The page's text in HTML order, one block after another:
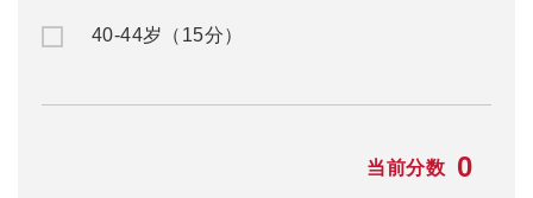
40-44岁（15分）
当前分数 0